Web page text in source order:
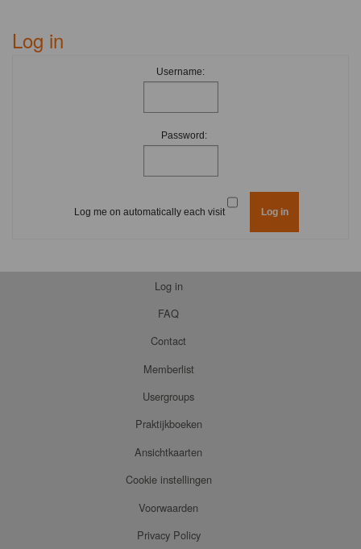
Log in
Username:
Password:
Log me on automatically each visit
Log in
FAQ
Contact
Memberlist
Usergroups
Praktijkboeken
Ansichtkaarten
Cookie instellingen
Voorwaarden
Privacy Policy